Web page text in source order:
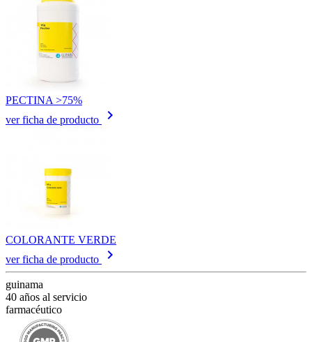
PECTINA >75%
ver ficha de producto
keyboard_arrow_right
COLORANTE VERDE
ver ficha de producto
keyboard_arrow_right
guinama
40 años al servicio
farmacéutico